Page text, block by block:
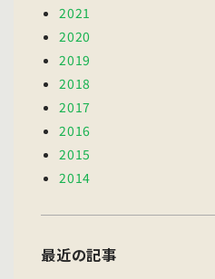
2021
2020
2019
2018
2017
2016
2015
2014
最近の記事